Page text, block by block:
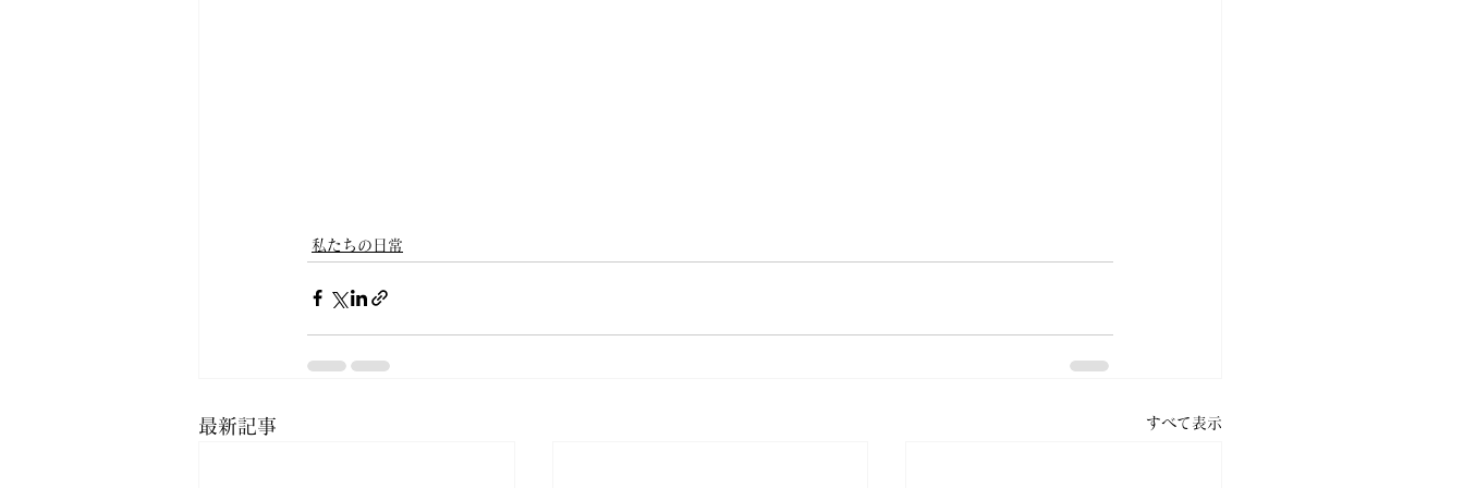
私たちの日常
最新記事 すべて表示